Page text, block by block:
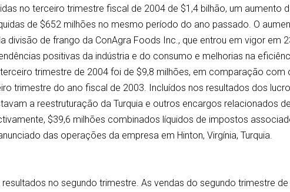
no terceiro trimestre fiscal de 2004 de $1,4 bilhão, um aumento
de $652 milhões no mesmo período do ano passado. O
divisão de frango da ConAgra Foods Inc., que entrou em vigor em
positivas da indústria e do consumo e melhorias na
trimestre de 2004 foi de $9,8 milhões, em comparação com
trimestre do ano fiscal de 2003. Incluídos nos resultados dos
a reestruturação da Turquia e outros encargos relacionados
$39,6 milhões combinados líquidos de impostos
das operações da empresa em Hinton, Virgínia, Turquia.
no segundo trimestre. As vendas do segundo trimestre de